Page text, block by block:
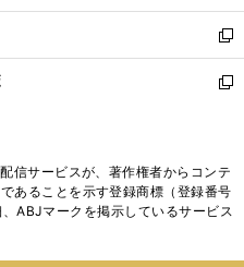
開
く
ウ
で
開
く
ン
ド
ウ
で
ウ
ィ
ン
ド
く
新
し
い
ド
ウ
で
新
ィ
ン
信サービスが、著作権者からコンテ
あることを示す登録商標（登録番号
ABJマークを掲示しているサービス